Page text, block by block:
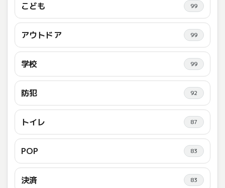
こども 99
アウトドア 99
学校 99
防犯 92
トイレ 87
POP 83
決済 83